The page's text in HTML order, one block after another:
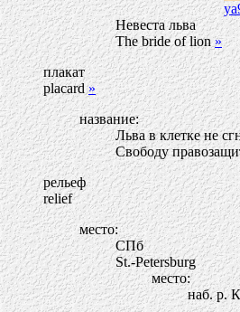
Невеста льва
The bride of lion»
плакат
placard»
название:
Льва в клетке не
Свободу
рельеф
relief
место:
СПб
St.-Petersburg
место:
наб. р.